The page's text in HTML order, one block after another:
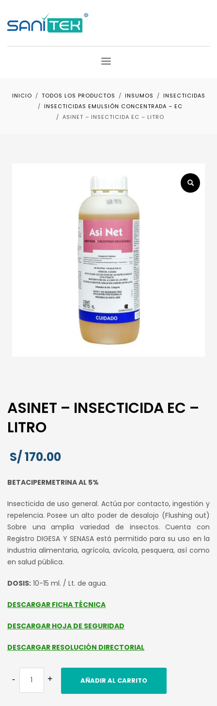
INICIO TODOS LOS PRODUCTOS INSUMOS
INSECTICIDAS
INSECTICIDAS EMULSIÓN CONCENTRADA – EC
ASINET – INSECTICIDA EC – LITRO
ASINET – INSECTICIDA EC –
LITRO
S/170.00
BETACIPERMETRINA AL 5%
Insecticida de uso general. Actúa por contacto, ingestión y
repelencia. Posee un alto poder de desalojo (Flushing out)
Sobre una amplia variedad de insectos. Cuenta con
Registro DIGESA Y SENASA está permitido para su uso en la
industria alimentaria, agrícola, avícola, pesquera, así como
en salud pública.
DOSIS: 10-15 ml. / Lt. de agua.
DESCARGAR FICHA TÉCNICA
DESCARGAR HOJA DE SEGURIDAD
DESCARGAR RESOLUCIÓN DIRECTORIAL
AÑADIR AL CARRITO